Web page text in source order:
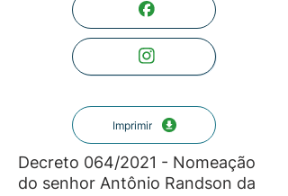
Imprimir
Decreto 064/2021 - Nomeação
do senhor Antônio Randson da